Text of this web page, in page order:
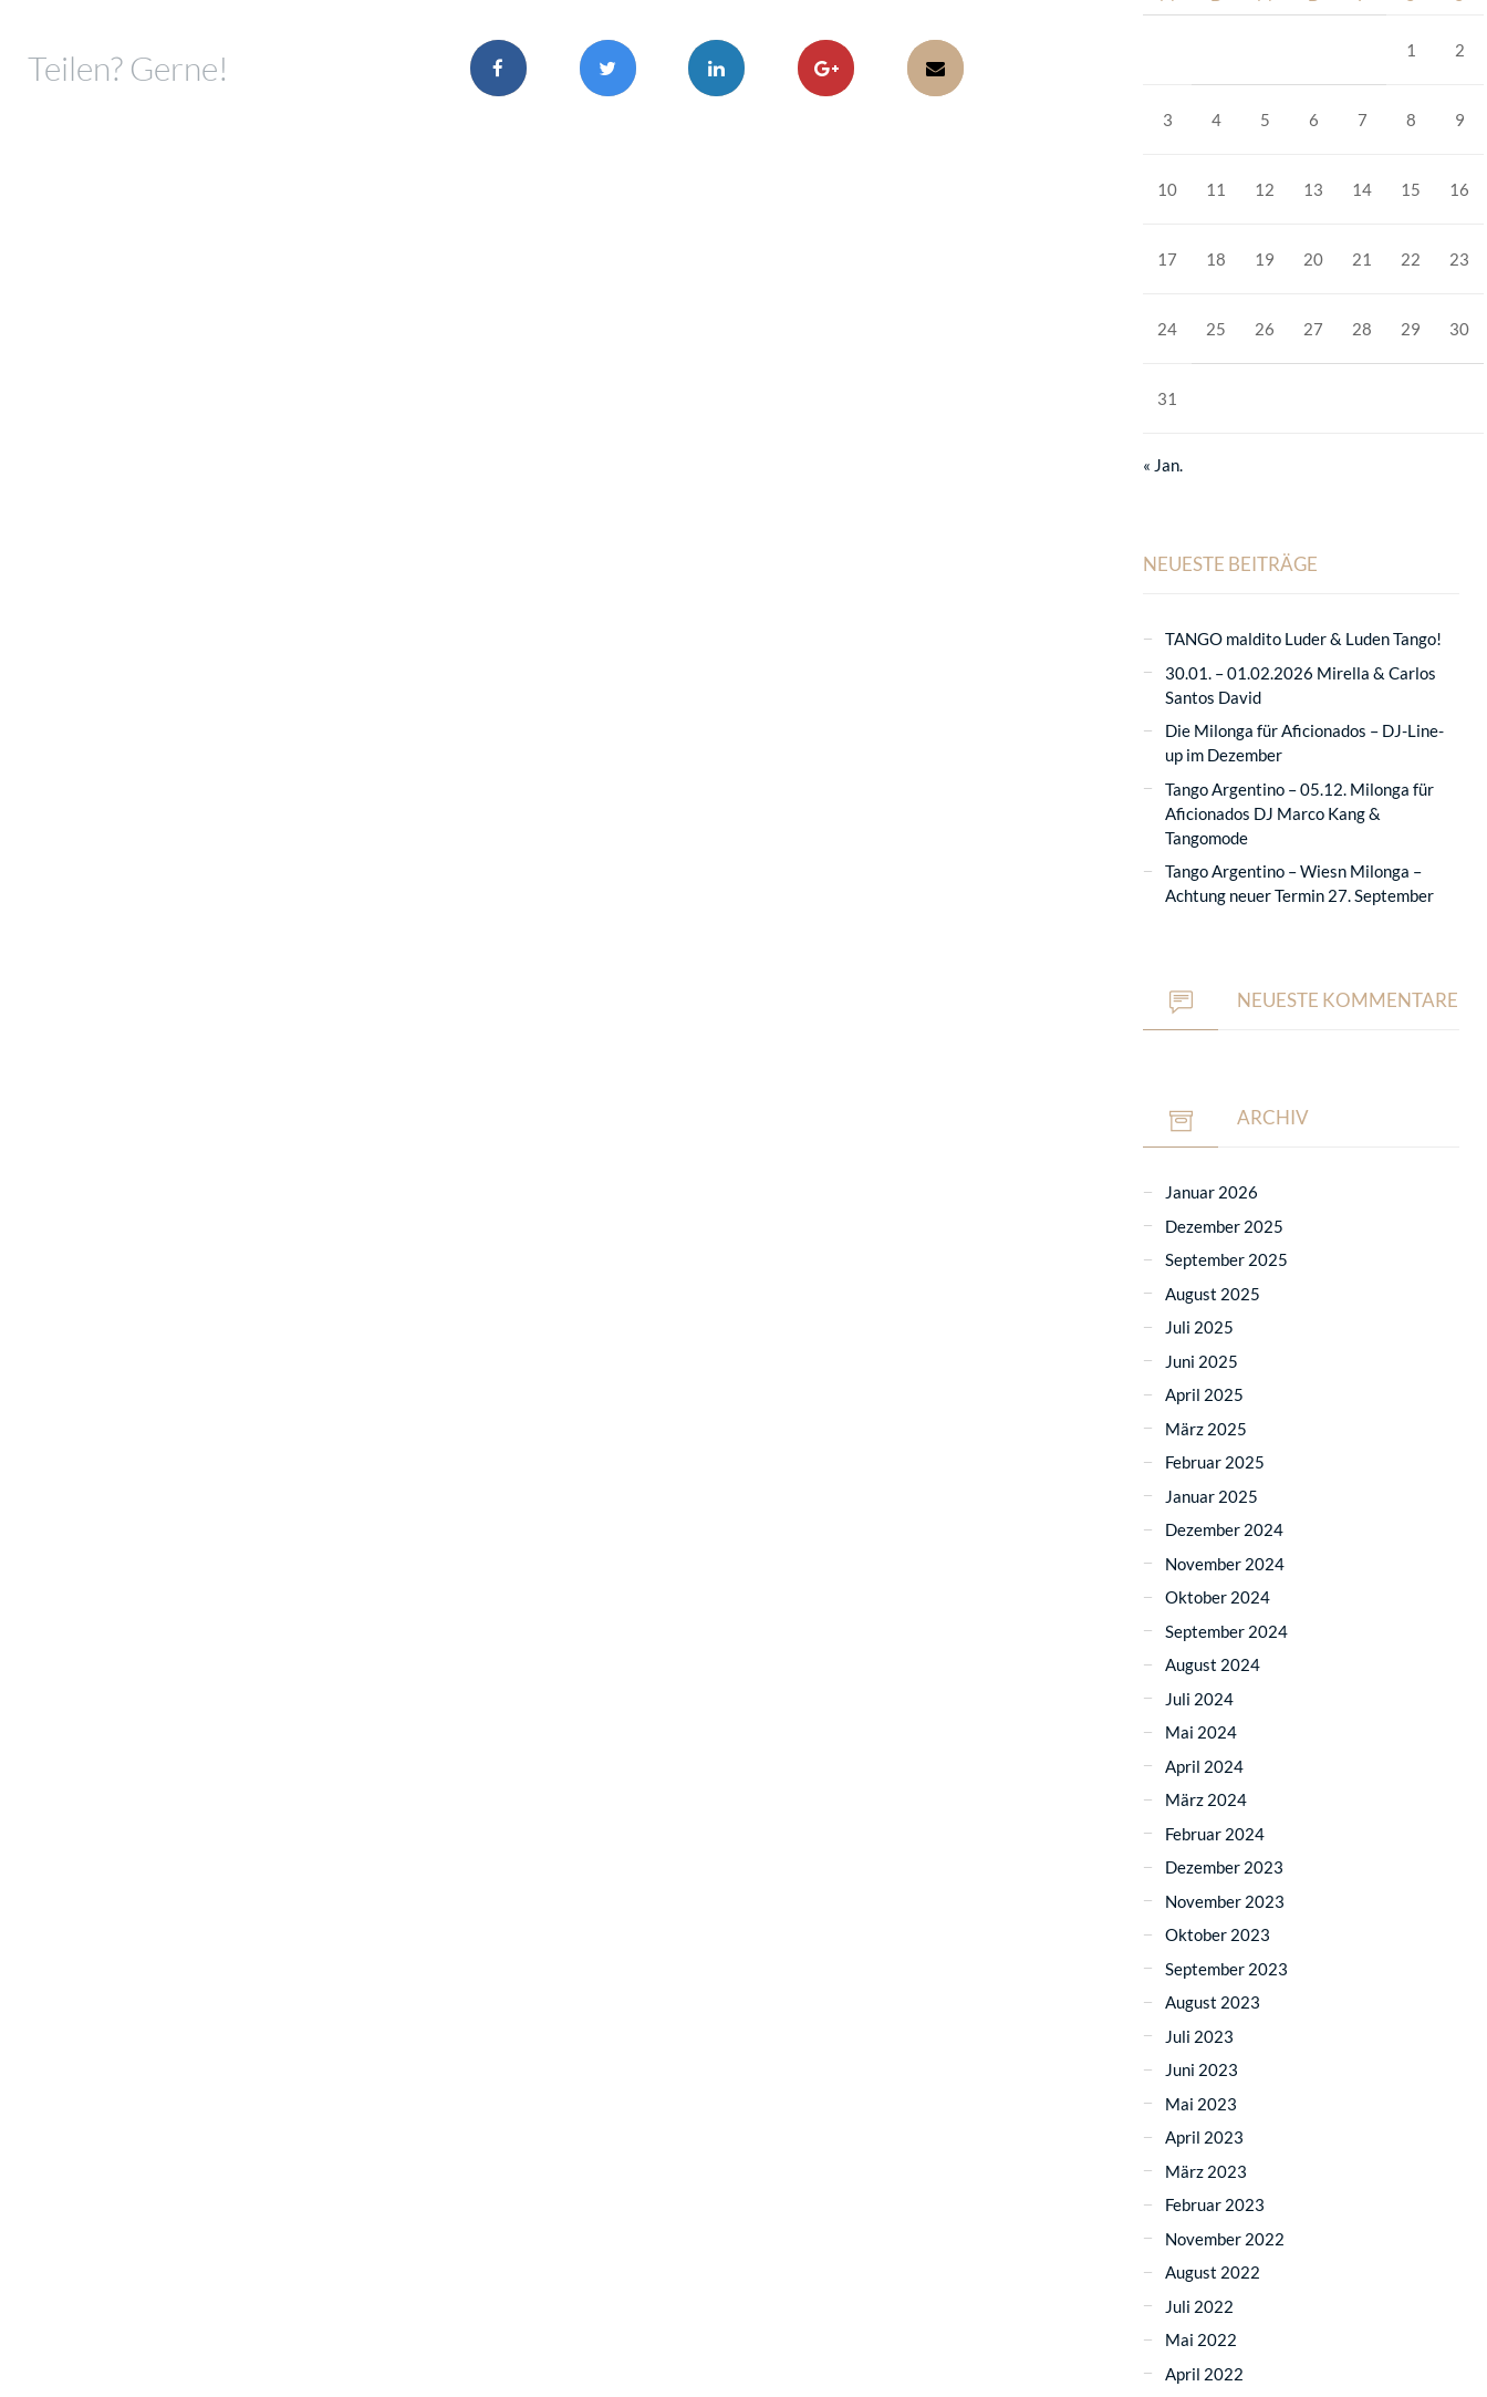
Teilen? Gerne! 1 2
3 4 5 6 7 8 9
10 11 12 13 14 15 16
17 18 19 20 21 22 23
24 25 26 27 28 29 30
31
« Jan.
NEUESTE BEITRÄGE
TANGO maldito Luder & Luden Tango!
30.01. – 01.02.2026 Mirella & Carlos
Santos David
Die Milonga für Aficionados – DJ-Line-
up im Dezember
Tango Argentino – 05.12. Milonga für
Aficionados DJ Marco Kang &
Tangomode
Tango Argentino – Wiesn Milonga –
Achtung neuer Termin 27. September
NEUESTE KOMMENTARE
ARCHIV
Januar 2026
Dezember 2025
September 2025
August 2025
Juli 2025
Juni 2025
April 2025
März 2025
Februar 2025
Januar 2025
Dezember 2024
November 2024
Oktober 2024
September 2024
August 2024
Juli 2024
Mai 2024
April 2024
März 2024
Februar 2024
Dezember 2023
November 2023
Oktober 2023
September 2023
August 2023
Juli 2023
Juni 2023
Mai 2023
April 2023
März 2023
Februar 2023
November 2022
August 2022
Juli 2022
Mai 2022
April 2022